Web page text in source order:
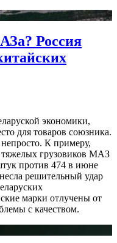
Россия
экономики,
для товаров союзника.
К примеру,
грузовиков МАЗ
против 474 в июне
решительный удар
марки отлучены от
с качеством.